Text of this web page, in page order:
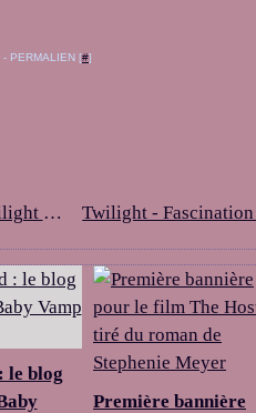
- PERMALIEN [#]
Nouvelle image de Jacob dans Twilight Chapitre 4 Révélation
le blog
Première bannière